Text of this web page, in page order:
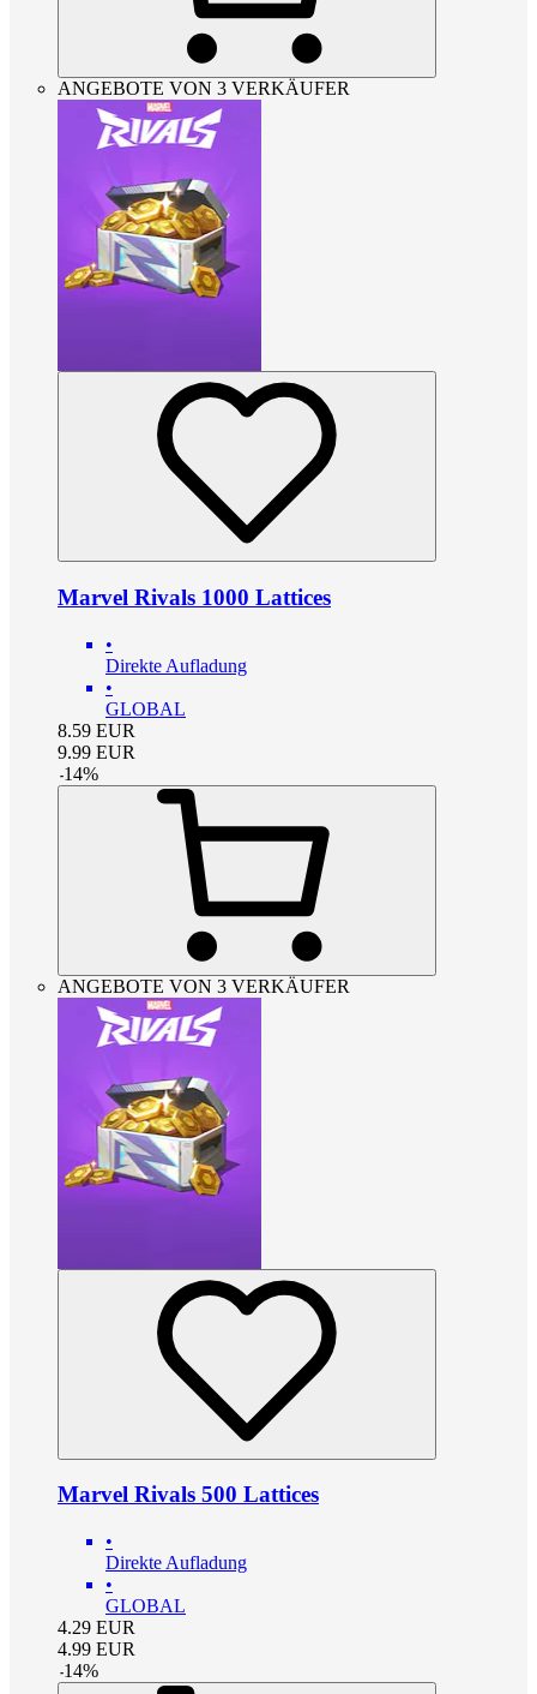
ANGEBOTE VON 3 VERKÄUFER
Marvel Rivals 1000 Lattices
•
Direkte Aufladung
•
GLOBAL
8.59 EUR
9.99 EUR
-14%
ANGEBOTE VON 3 VERKÄUFER
Marvel Rivals 500 Lattices
•
Direkte Aufladung
•
GLOBAL
4.29 EUR
4.99 EUR
-14%